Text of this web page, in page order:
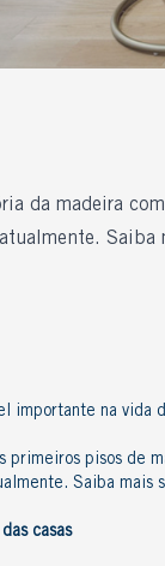
da madeira
atualmente. Saiba
importante na vida
primeiros pisos de
Saiba mais
casas